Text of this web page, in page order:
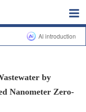
Al introduction
by
Nanometer Zero-